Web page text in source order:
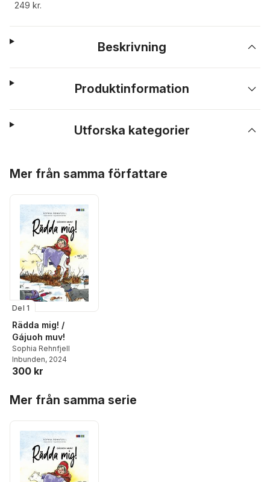
249 kr.
Beskrivning
Produktinformation
Utforska kategorier
Mer från samma författare
Del 1
Rädda mig! /
Gájuoh muv!
Sophia Rehnfjell
Inbunden, 2024
300 kr
Mer från samma serie